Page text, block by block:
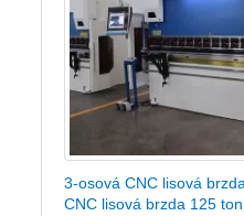
3-osová CNC lisová
CNC lisová brzda 125 ton